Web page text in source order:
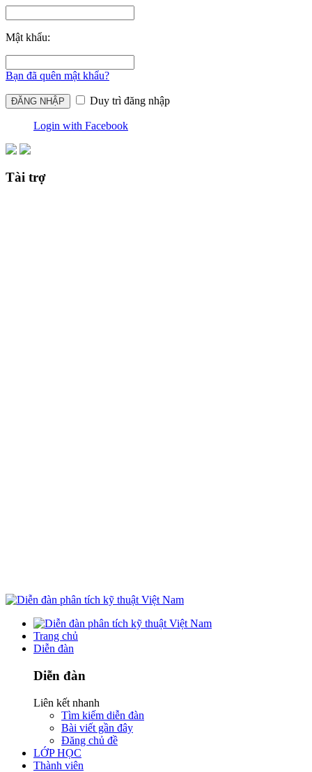
Mật khẩu:
Bạn đã quên mật khẩu?
Duy trì đăng nhập
Login with Facebook
Tài trợ
Trang chủ
Diễn đàn
Diễn đàn
Liên kết nhanh
Tìm kiếm diễn đàn
Bài viết gần đây
Đăng chủ đề
LỚP HỌC
Thành viên